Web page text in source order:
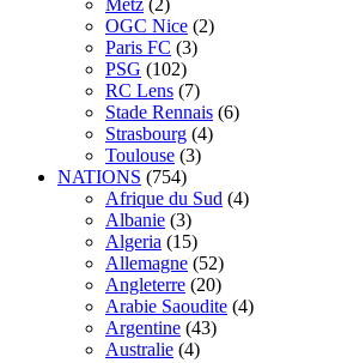
OGC Nice (2)
Paris FC (3)
PSG (102)
RC Lens (7)
Stade Rennais (6)
Strasbourg (4)
Toulouse (3)
NATIONS (754)
Afrique du Sud (4)
Albanie (3)
Algeria (15)
Allemagne (52)
Angleterre (20)
Arabie Saoudite (4)
Argentine (43)
Australie (4)